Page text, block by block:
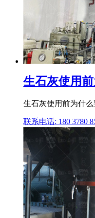
生石灰使用
生石灰使用前为什
联系电话: 180 3780